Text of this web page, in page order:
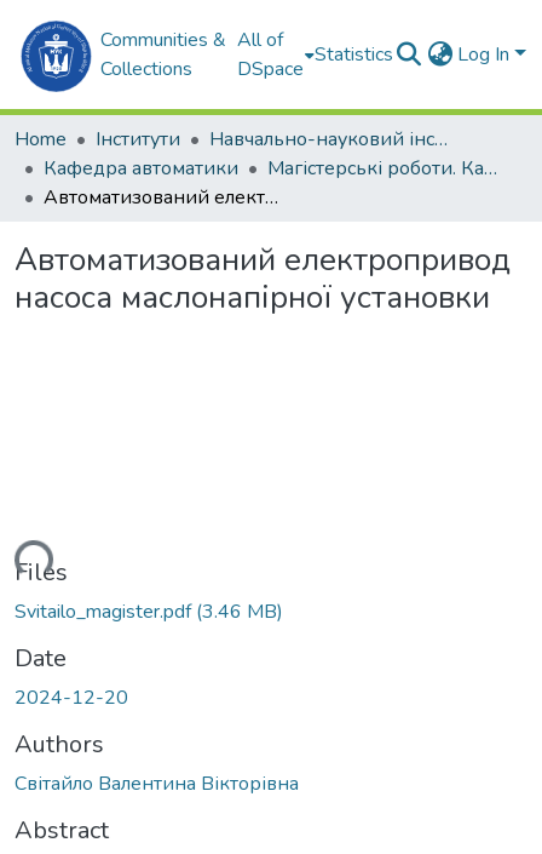
Communities &
Collections
All of
DSpace
Statistics Log In
Home Інститути
Навчально-науковий інститут автоматики та електротехніки (ННІАЕ)
Кафедра автоматики
Магістерські роботи. Кафедра автоматики
Автоматизований електропривод насоса маслонапірної установки
Автоматизований електропривод
насоса маслонапірної установки
Files
Svitailo_magister.pdf(3.46 MB)
Date
2024-12-20
Authors
Світайло Валентина Вікторівна
Abstract